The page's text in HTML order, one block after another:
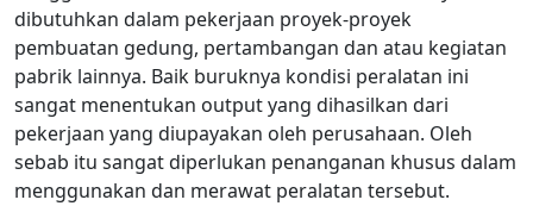
dibutuhkan dalam pekerjaan proyek-proyek
pembuatan gedung, pertambangan dan atau kegiatan
pabrik lainnya. Baik buruknya kondisi peralatan ini
sangat menentukan output yang dihasilkan dari
pekerjaan yang diupayakan oleh perusahaan. Oleh
sebab itu sangat diperlukan penanganan khusus dalam
menggunakan dan merawat peralatan tersebut.